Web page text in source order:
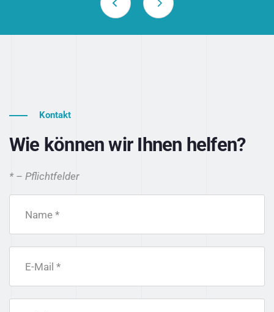
Kontakt
Wie können wir Ihnen helfen?
* – Pflichtfelder
Name *
E-Mail *